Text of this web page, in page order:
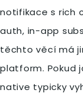
notifikace s rich
auth, in-app
těchto věcí má
platform. Pokud
native typicky